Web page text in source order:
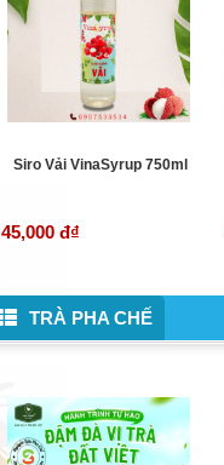
Siro Vải VinaSyrup 750ml
45,000 đ₫
TRÀ PHA CHẾ